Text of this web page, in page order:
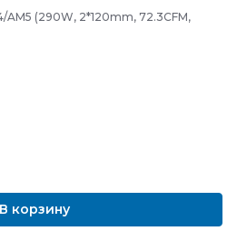
AM5 (290W, 2*120mm, 72.3CFM,
В корзину